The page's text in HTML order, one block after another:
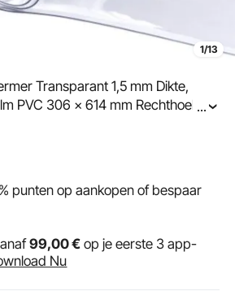
1/13
Transparant 1,5 mm Dikte,
PVC 306 x 614 mm Rechthoekig
Wasbaar Slijtvast
...
punten op aankopen of bespaar
99,00€ op je eerste 3 app-
Nu